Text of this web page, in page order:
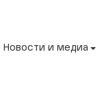
Новости и медиа